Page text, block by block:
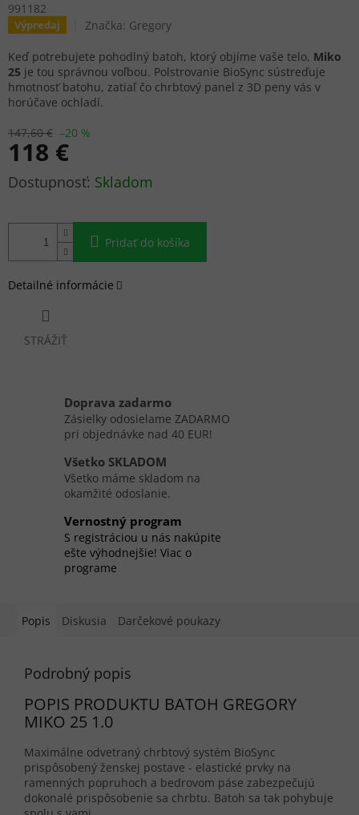
991182
Výpredaj Značka: Gregory
147,60 € –20 %
118 €
Jednotková
Skladom
Pridať do košíka
Keď potrebujete pohodlný batoh, ktorý objíme vaše telo, Miko
25 je tou správnou voľbou. Polstrovanie BioSync sústreďuje
hmotnosť batohu, zatiaľ čo chrbtový panel z 3D peny vás v
horúčave ochladí.
Detailné informácie
STRÁŽIŤ
Doprava zadarmo
Zásielky odosielame ZADARMO
pri objednávke nad 40 EUR!
Všetko SKLADOM
Všetko máme skladom na
okamžité odoslanie.
Vernostný program
S registráciou u nás nakúpite
ešte výhodnejšie! Viac o
programe
Popis Diskusia Darčekové poukazy
Podrobný popis
POPIS PRODUKTU BATOH GREGORY
MIKO 25 1.0
Maximálne odvetraný chrbtový systém BioSync
prispôsobený ženskej postave - elastické prvky na
ramenných popruhoch a bedrovom páse zabezpečujú
dokonalé prispôsobenie sa chrbtu. Batoh sa tak pohybuje